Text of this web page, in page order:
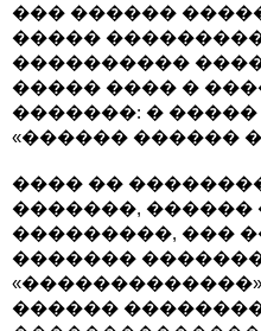
��� ������
�����
����������
����� ���� �
�������: �
«������ ������
���� ��
�������,
���������, ���
�������
������